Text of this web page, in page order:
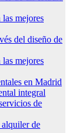
mejores
del diseño de
mejores
en Madrid
integral
de
de